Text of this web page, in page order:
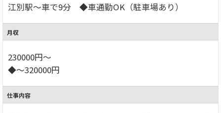
江別駅～車で9分 ◆車通勤OK（駐車場あり）
月収
230000円～
◆～320000円
仕事内容